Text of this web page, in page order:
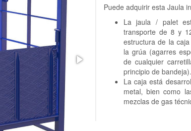
Puede adquirir esta Jaula
La jaula / palet
transporte de 8 y
estructura de la
la grúa (agarres
de cualquier
principio de bandeja).
La caja está
metal, bien como
mezclas de gas